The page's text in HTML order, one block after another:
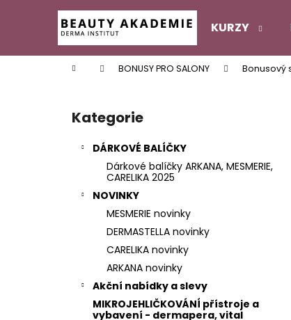
KURZY
Domů BONUSY PRO SALONY Bonusový
Přeskočit
kategorie
Kategorie
DÁRKOVÉ BALÍČKY
Dárkové balíčky ARKANA, MESMERIE,
CARELIKA 2025
NOVINKY
MESMERIE novinky
DERMASTELLA novinky
CARELIKA novinky
ARKANA novinky
Akční nabídky a slevy
MIKROJEHLIČKOVÁNÍ přístroje a
vybavení - dermapera, vital
í
Zpět
do
Zpět
do
STERILNÍ NÁSTAVCE PRO DERMAPERO